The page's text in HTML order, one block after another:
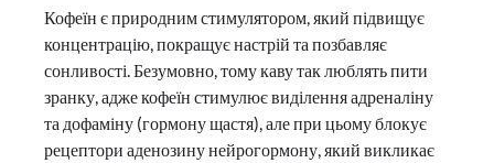
Кофеїн є природним стимулятором, який підвищує
концентрацію, покращує настрій та позбавляє
сонливості. Безумовно, тому каву так люблять пити
зранку, адже кофеїн стимулює виділення адреналіну
та дофаміну (гормону щастя), але при цьому блокує
рецептори аденозину нейрогормону, який викликає